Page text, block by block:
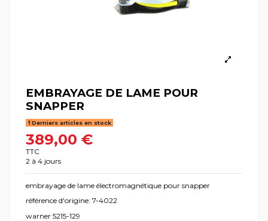
EMBRAYAGE DE LAME POUR
SNAPPER
Derniers articles en stock
389,00 €
TTC
2 à 4 jours
embrayage de lame électromagnétique pour snapper
référence d'origine: 7-4022
warner 5215-129